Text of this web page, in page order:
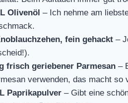
Olivenöl – Ich nehme am
fein gehackt –
frisch geriebener Parmesan –
verwenden, das macht so
Paprikapulver – Gibt eine